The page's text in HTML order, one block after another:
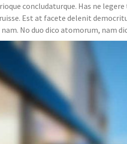
concludaturque. Has ne
Est at facete delenit
No duo dico atomorum, nam